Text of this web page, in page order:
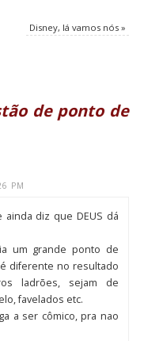
Disney, lá vamos nós»
de ponto de
PM
diz que DEUS dá
um grande ponto de
diferente no resultado
ladrões, sejam de
favelados etc.
a ser cômico, pra nao